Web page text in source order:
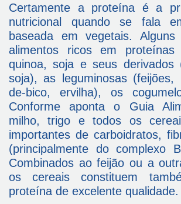
Certamente a proteína é a
nutricional quando se fala
baseada em vegetais.
alimentos ricos em proteínas
quinoa, soja e seus derivados
soja), as leguminosas (feijões,
de-bico, ervilha), os
Conforme aponta o Guia
milho, trigo e todos os
importantes de carboidratos,
(principalmente do complexo
Combinados ao feijão ou a
os cereais constituem
proteína de excelente qualidade.